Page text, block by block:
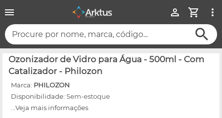
Procure por nome, marca, código...
Ozonizador de Vidro para Água - 500ml - Com
Catalizador - Philozon
Marca: PHILOZON
Disponibilidade: Sem-estoque
...Veja mais informações